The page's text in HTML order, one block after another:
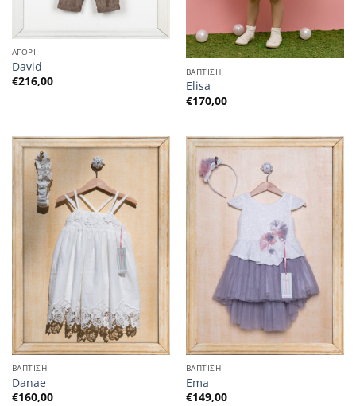
ΑΓΟΡΙ
David
€216,00
ΒΑΠΤΙΣΗ
Elisa
€170,00
ΒΑΠΤΙΣΗ
Danae
€160,00
ΒΑΠΤΙΣΗ
Ema
€149,00